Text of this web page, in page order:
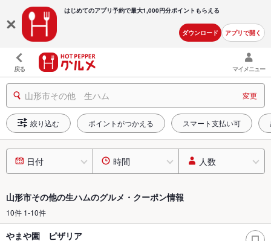
はじめてのアプリ予約で最大1,000円分ポイントもらえる
ダウンロード アプリで開く
戻る マイメニュー
山形市その他 生ハム 変更
絞り込む ポイントがつかえる スマート支払い可
日付 時間 人数
山形市その他の生ハムのグルメ・クーポン情報
10件 1-10件
やまや園 ピザリア